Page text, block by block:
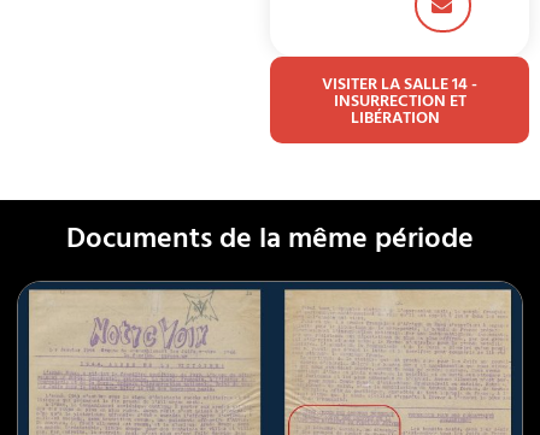
VISITER LA SALLE 14 -
INSURRECTION ET
LIBÉRATION
Documents de la même période